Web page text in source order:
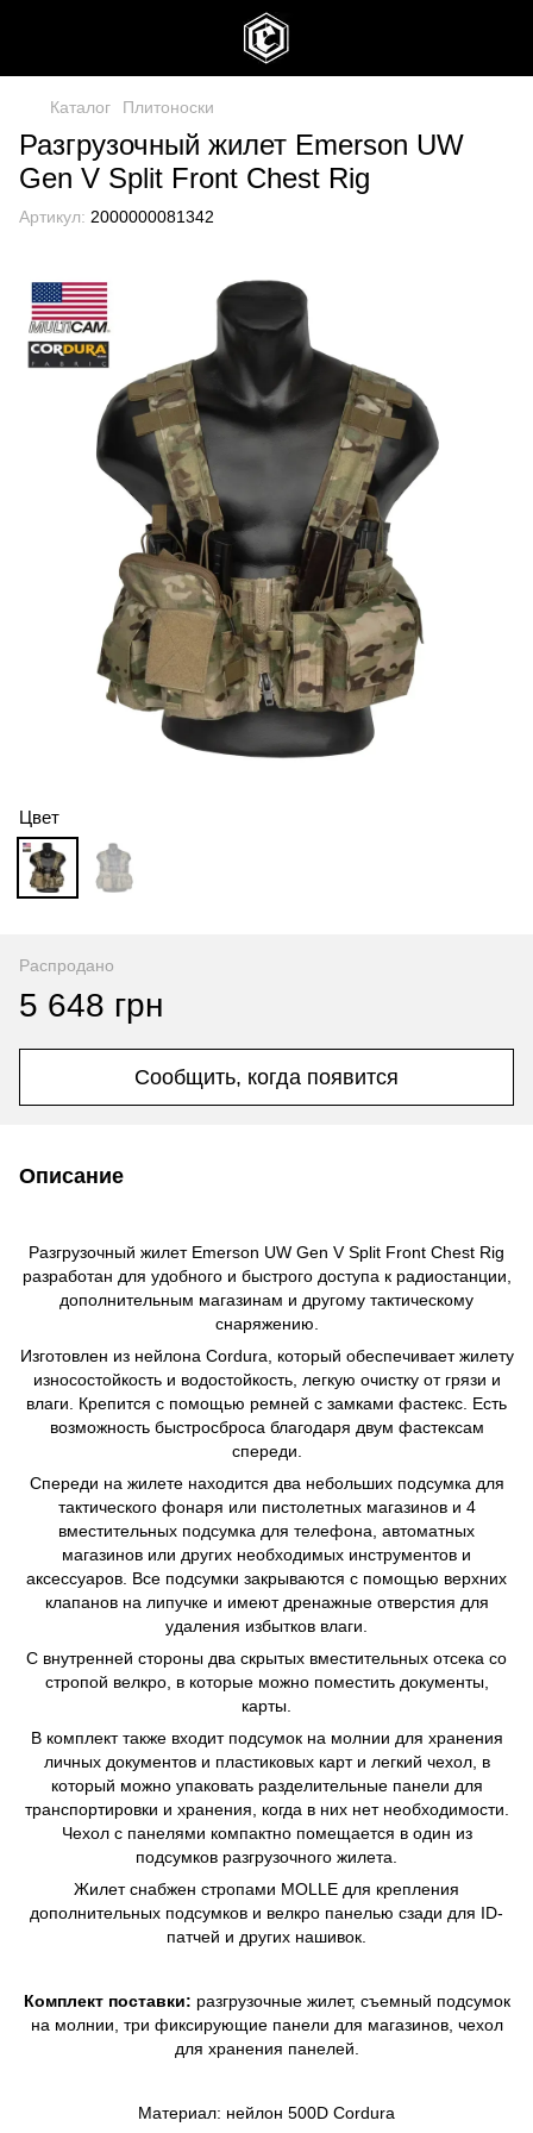
Каталог Плитоноски
Разгрузочный жилет Emerson UW
Gen V Split Front Chest Rig
Артикул: 2000000081342
Цвет
Распродано
5 648 грн
Сообщить, когда появится
Описание
Разгрузочный жилет Emerson UW Gen V Split Front Chest Rig
разработан для удобного и быстрого доступа к радиостанции,
дополнительным магазинам и другому тактическому
снаряжению.
Изготовлен из нейлона Cordura, который обеспечивает жилету
износостойкость и водостойкость, легкую очистку от грязи и
влаги. Крепится с помощью ремней с замками фастекс. Есть
возможность быстросброса благодаря двум фастексам
спереди.
Спереди на жилете находится два небольших подсумка для
тактического фонаря или пистолетных магазинов и 4
вместительных подсумка для телефона, автоматных
магазинов или других необходимых инструментов и
аксессуаров. Все подсумки закрываются с помощью верхних
клапанов на липучке и имеют дренажные отверстия для
удаления избытков влаги.
С внутренней стороны два скрытых вместительных отсека со
стропой велкро, в которые можно поместить документы,
карты.
В комплект также входит подсумок на молнии для хранения
личных документов и пластиковых карт и легкий чехол, в
который можно упаковать разделительные панели для
транспортировки и хранения, когда в них нет необходимости.
Чехол с панелями компактно помещается в один из
подсумков разгрузочного жилета.
Жилет снабжен стропами MOLLE для крепления
дополнительных подсумков и велкро панелью сзади для ID-
патчей и других нашивок.
Комплект поставки: разгрузочные жилет, съемный подсумок
на молнии, три фиксирующие панели для магазинов, чехол
для хранения панелей.
Материал: нейлон 500D Cordura